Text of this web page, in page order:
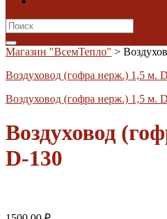
Search
for:
Магазин "ВсемТепло" >
Воздуховод (гофра нерж.) 1,5 м.
Воздуховод (гофра нерж.) 1,5 м.
Воздуховод
D-130